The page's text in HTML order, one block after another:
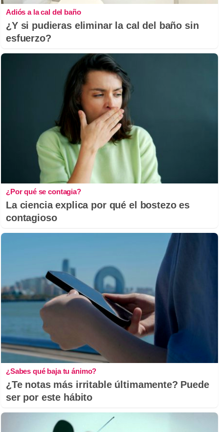
Adiós a la cal del baño
¿Y si pudieras eliminar la cal del baño sin
esfuerzo?
¿Por qué se contagia?
La ciencia explica por qué el bostezo es
contagioso
¿Sabes qué baja tu ánimo?
¿Te notas más irritable últimamente? Puede
ser por este hábito